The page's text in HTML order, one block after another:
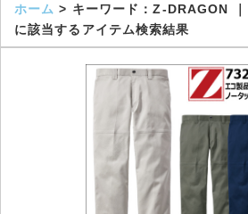
ホーム > キーワード：Z-DRAGON
に該当するアイテム検索結果